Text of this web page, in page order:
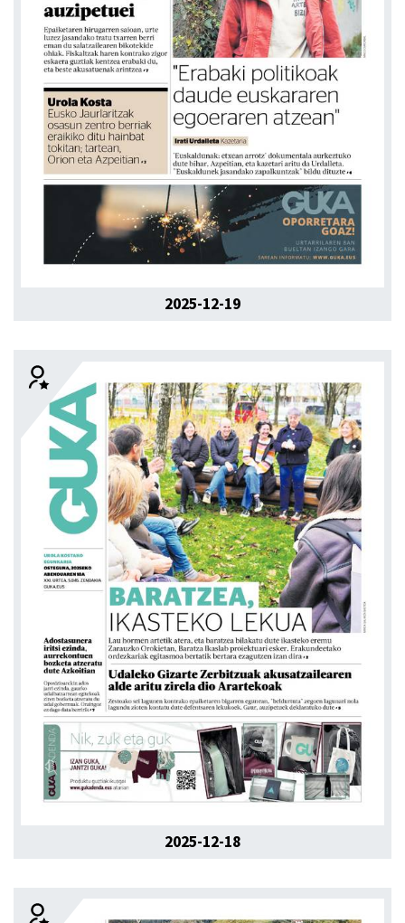
2025-12-19
2025-12-18